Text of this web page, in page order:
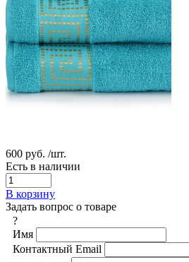
600 руб. /шт.
Есть в наличии
В корзину
Задать вопрос о товаре
?
Имя
Контактный Email